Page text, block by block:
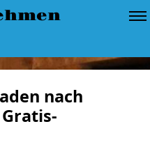
nach